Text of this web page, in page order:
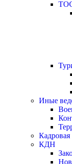
Иные
Кадровая
КДН